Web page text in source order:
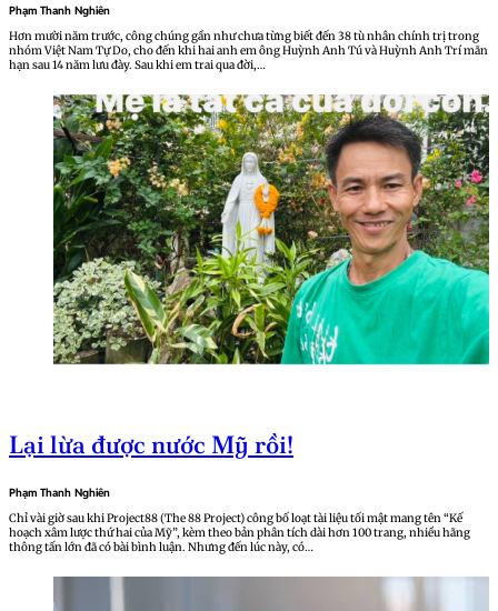
Phạm Thanh Nghiên
Hơn mười năm trước, công chúng gần như chưa từng biết đến 38 tù nhân chính trị trong
nhóm Việt Nam Tự Do, cho đến khi hai anh em ông Huỳnh Anh Tú và Huỳnh Anh Trí mãn
hạn sau 14 năm lưu đày. Sau khi em trai qua đời,…
Lại lừa được nước Mỹ rồi!
Phạm Thanh Nghiên
Chỉ vài giờ sau khi Project88 (The 88 Project) công bố loạt tài liệu tối mật mang tên “Kế
hoạch xâm lược thứ hai của Mỹ”, kèm theo bản phân tích dài hơn 100 trang, nhiều hãng
thông tấn lớn đã có bài bình luận. Nhưng đến lúc này, có…